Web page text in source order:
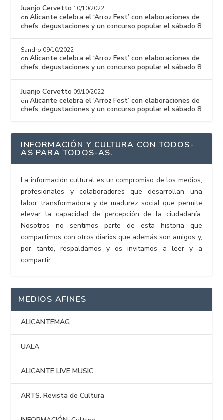
Juanjo Cervetto 10/10/2022
onAlicante celebra el ‘Arroz Fest’ con elaboraciones de
chefs, degustaciones y un concurso popular el sábado 8
Sandro 09/10/2022
onAlicante celebra el ‘Arroz Fest’ con elaboraciones de
chefs, degustaciones y un concurso popular el sábado 8
Juanjo Cervetto 09/10/2022
onAlicante celebra el ‘Arroz Fest’ con elaboraciones de
chefs, degustaciones y un concurso popular el sábado 8
INFORMACIÓN Y CULTURA CON TODOS-
AS PARA TODOS-AS.
La información cultural es un compromiso de los medios,
profesionales y colaboradores que desarrollan una
labor transformadora y de madurez social que permite
elevar la capacidad de percepción de la ciudadanía.
Nosotros no sentimos parte de esta historia que
compartimos con otros diarios que además son amigos y,
por tanto, respaldamos y os invitamos a leer y a
compartir.
MEDIOS AFINES
ALICANTEMAG
UALA
ALICANTE LIVE MUSIC
ARTS. Revista de Cultura